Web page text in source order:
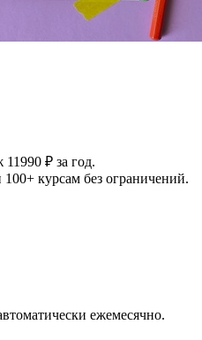
₽ за год.
курсам без ограничений.
ежемесячно.